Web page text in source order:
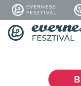
EVERNESS
FESZTIVÁL